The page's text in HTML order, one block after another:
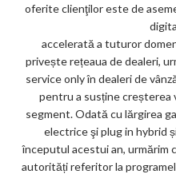
oferite clienţilor este de
accelerată a tuturor
privește rețeaua de dealeri,
service only în dealeri de
pentru a susține creșterea
segment. Odată cu lărgirea
electrice şi plug in hybrid
începutul acestui an, urmărim
autorități referitor la